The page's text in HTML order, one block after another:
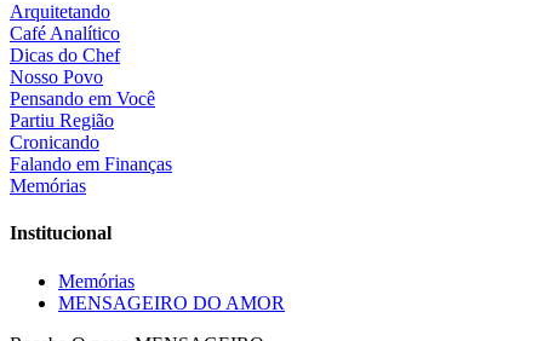
Arquitetando
Café Analítico
Dicas do Chef
Nosso Povo
Pensando em Você
Partiu Região
Cronicando
Falando em Finanças
Memórias
Institucional
Memórias
MENSAGEIRO DO AMOR